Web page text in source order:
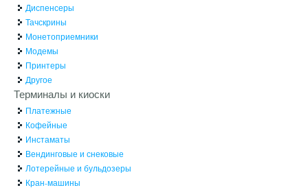
Диспенсеры
Тачскрины
Монетоприемники
Модемы
Принтеры
Другое
Терминалы и киоски
Платежные
Кофейные
Инстаматы
Вендинговые и снековые
Лотерейные и бульдозеры
Кран-машины